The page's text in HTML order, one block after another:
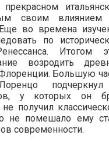
своим влиянием
во времена
по
Итогом
возродить
Большую
у которых он
получил
не помешало ему
современности.